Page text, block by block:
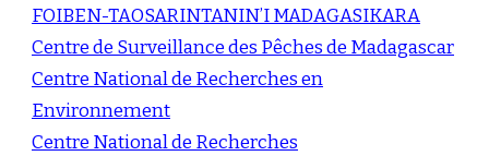
FOIBEN-TAOSARINTANIN’I MADAGASIKARA
Centre de Surveillance des Pêches de Madagascar
Centre National de Recherches en
Environnement
Centre National de Recherches